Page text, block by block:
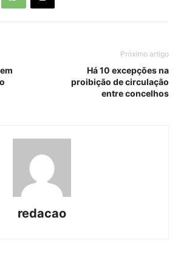
Próximo artigo
Há 10 excepções na
proibição de circulação
entre concelhos
redacao